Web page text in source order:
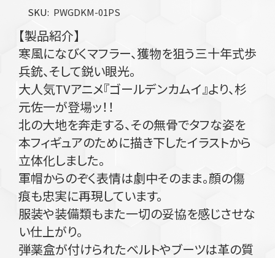
SKU PWGDKM-01PS
【製品紹介】
寒風になびくマフラー、獲物を狙う三十年式歩
兵銃、そして鋭い眼光。
大人気TVアニメ『ゴールデンカムイ』より、杉
元佐一が登場ッ！！
北の大地を奔走する、その無骨でタフな姿を
本フィギュアのために描き下したイラストから
立体化しました。
軍帽からのぞく表情は劇中そのまま。顔の傷
痕も忠実に再現しています。
服装や装備類もまた一切の妥協を感じさせな
い仕上がり。
弾薬盒が付けられたベルトやブーツは革の質